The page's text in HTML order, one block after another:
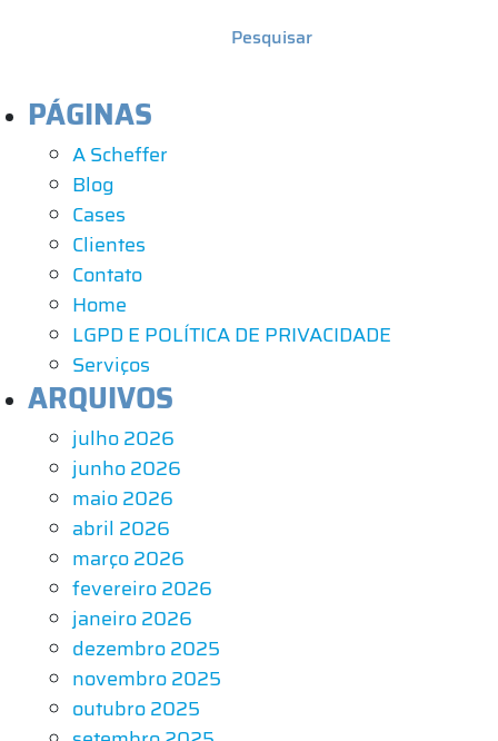
PÁGINAS
A Scheffer
Blog
Cases
Clientes
Contato
Home
LGPD E POLÍTICA DE PRIVACIDADE
Serviços
ARQUIVOS
julho 2026
junho 2026
maio 2026
abril 2026
março 2026
fevereiro 2026
janeiro 2026
dezembro 2025
novembro 2025
outubro 2025